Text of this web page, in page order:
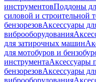
инструментовПоддоны
силовой и строительной
бензорезовАксессуары
виброоборудования
для затирочных машин
для мотобуров и
инструментаАксессуары
бензорезовАксессуары
виброоборудования